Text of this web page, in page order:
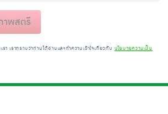
าพสตรี
า เราทราบว่าท่านได้อ่านและทำความเข้าใจเกี่ยวกับ นโยบายความเป็น